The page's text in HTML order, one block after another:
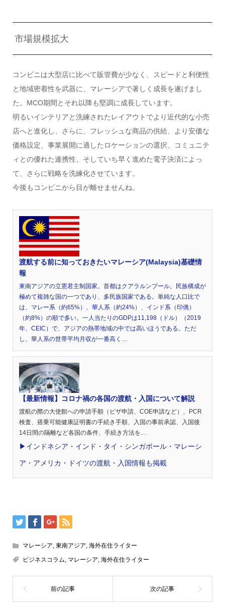
市場規模拡大
コンビニは大型店に比べて販管費が少なく、スピードと利便性
と地域密着性を武器に、マレーシアで著しく成長を遂げまし
た。MCO期間とそれ以降も堅調に成長しています。
明るいインテリアと洗練されたレイアウトでより近代的な小売
店へと進化し、さらに、フレッシュな商品の供給、より安価な
価格設定、事業展開に適したロケーションの選択、コミュニテ
ィとの優れた連携性、そしていち早く進めた電子決済によっ
て、さらに戦略を洗練化させています。
今後もコンビニから目が離せませんね。
渡航する前に知っておきたいマレーシア(Malaysia)基礎情
報
東南アジアの立憲君主制国家。首都はクアラルンプール。民族構成が
極めて複雑な国の一つであり、多民族国家である。単純な人口比で
は、マレー系（約65%）、華人系（約24%）、インド系（印僑）
（約8%）の順で多い。一人当たりのGDPは11,198（ドル）（2019
年、CEIC）で、アジアの熱帯地域の中では高いほうである。ただ
し、華人系の世帯平均月収が一番高く…
【最新情報】コロナ禍の各国の渡航・入国について解説
渡航の際の大使館への申請手順（ビザ申請、COE申請など）、PCR
検査、搭乗可能健康証明書の手続き手順、入国の事前承認、入国後
14日間の隔離など各国の条件、手続き方法を…
▶︎インドネシア・インド・タイ・シンガポール・マレーシ
ア・アメリカ・ドイツの渡航・入国情報も掲載
マレーシア 東南アジア 海外在住ライター
ビジネスコラム マレーシア 海外在住ライター